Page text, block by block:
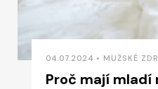
04.07.2024 • MUŽSKÉ
Proč mají mladí